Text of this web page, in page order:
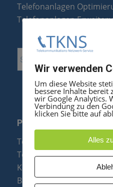
Telefonanlagen
Telefonanlagen
PRODUKTE
Telefonanlagen
Telefone
Konftel
Baugruppen
Wir verwenden
Um diese Website
bessere Inhalte bereit
wir Google Analytics.
Verbindung zu den
klicken Sie bitte auf
Alles